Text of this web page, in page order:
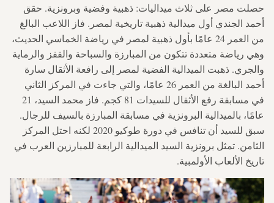
حصلت مصر على ثلاث ميداليات: ذهبية وفضية وبرونزية. حقق
أحمد الجندي أول ميدالية ذهبية تاريخية لمصر. فاز اللاعب البالغ
من العمر 24 عامًا بأول ذهبية لمصر في رياضة الخماسي الحديث،
وهي رياضة متعددة تتكون من المبارزة والسباحة والقفز والرماية
والجري. ذهبت الميدالية الفضية لمصر إلى رافعة الأثقال سارة
أحمد البالغة من العمر 26 عامًا، والتي جاءت في المركز الثاني
في مسابقة رفع الأثقال للسيدات 81 كجم. فاز محمد السيد، 21
عامًا، بالميدالية البرونزية في مسابقة المبارزة بالسيف للرجال.
سبق للسيد أن تنافس في دورة طوكيو 2020 لكنه احتل المركز
الثامن. تمثل برونزية السيد الميدالية الرابعة للمبارزين العرب في
تاريخ الألعاب الأولمبية.